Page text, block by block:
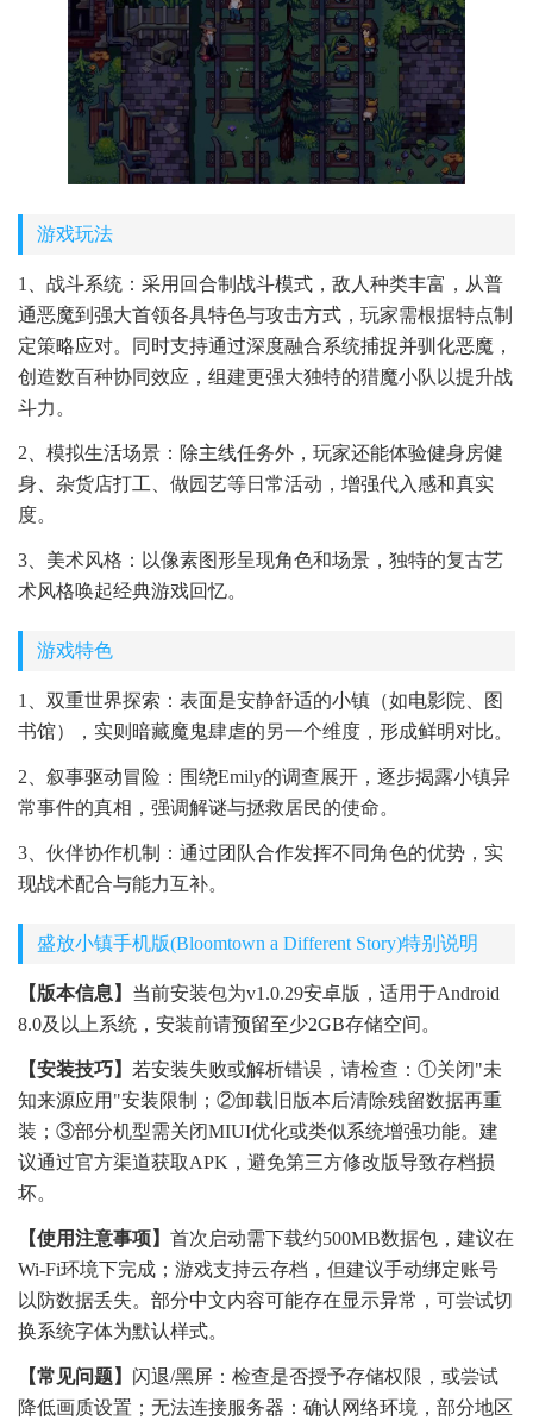
游戏玩法
1、战斗系统：采用回合制战斗模式，敌人种类丰富，从普
通恶魔到强大首领各具特色与攻击方式，玩家需根据特点制
定策略应对。同时支持通过深度融合系统捕捉并驯化恶魔，
创造数百种协同效应，组建更强大独特的猎魔小队以提升战
斗力。
2、模拟生活场景：除主线任务外，玩家还能体验健身房健
身、杂货店打工、做园艺等日常活动，增强代入感和真实
度。
3、美术风格：以像素图形呈现角色和场景，独特的复古艺
术风格唤起经典游戏回忆。
游戏特色
1、双重世界探索：表面是安静舒适的小镇（如电影院、图
书馆），实则暗藏魔鬼肆虐的另一个维度，形成鲜明对比。
2、叙事驱动冒险：围绕Emily的调查展开，逐步揭露小镇异
常事件的真相，强调解谜与拯救居民的使命。
3、伙伴协作机制：通过团队合作发挥不同角色的优势，实
现战术配合与能力互补。
盛放小镇手机版(Bloomtown a Different Story)特别说明
【版本信息】 当前安装包为v1.0.29安卓版，适用于Android
8.0及以上系统，安装前请预留至少2GB存储空间。
【安装技巧】 若安装失败或解析错误，请检查：①关闭"未
知来源应用"安装限制；②卸载旧版本后清除残留数据再重
装；③部分机型需关闭MIUI优化或类似系统增强功能。建
议通过官方渠道获取APK，避免第三方修改版导致存档损
坏。
【使用注意事项】 首次启动需下载约500MB数据包，建议在
Wi-Fi环境下完成；游戏支持云存档，但建议手动绑定账号
以防数据丢失。部分中文内容可能存在显示异常，可尝试切
换系统字体为默认样式。
【常见问题】 闪退/黑屏：检查是否授予存储权限，或尝试
降低画质设置；无法连接服务器：确认网络环境，部分地区